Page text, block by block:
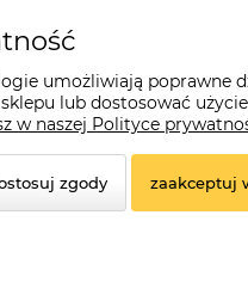
umożliwiają poprawne
lub dostosować
w naszej Polityce
zgody zaakceptuj